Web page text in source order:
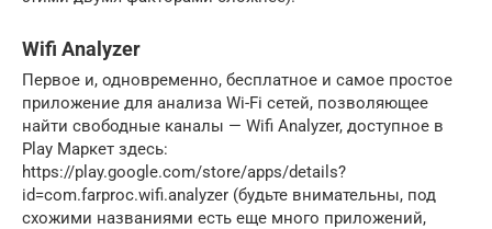
Wifi Analyzer
Первое и, одновременно, бесплатное и самое простое
приложение для анализа Wi-Fi сетей, позволяющее
найти свободные каналы — Wifi Analyzer, доступное в
Play Маркет здесь:
https://play.google.com/store/apps/details?
id=com.farproc.wifi.analyzer (будьте внимательны, под
схожими названиями есть еще много приложений,